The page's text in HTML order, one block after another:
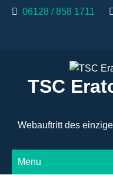
Skip 06128 / 858 1711
TSC
Webauftritt des
Menu